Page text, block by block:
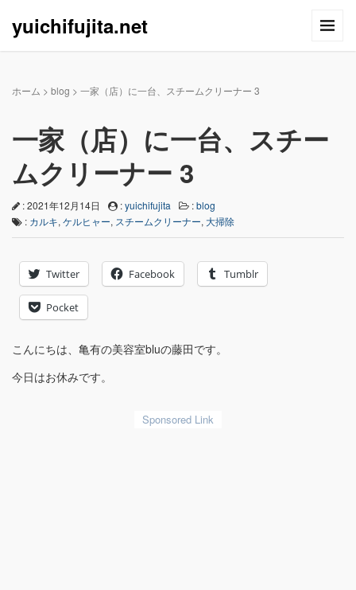
yuichifujita.net
ホーム > blog > 一家（店）に一台、スチームクリーナー 3
一家（店）に一台、スチー
ムクリーナー 3
: 2021年12月14日 :yuichifujita :blog
: カルキ, ケルヒャー, スチームクリーナー, 大掃除
Twitter Facebook Tumblr
Pocket
こんにちは、亀有の美容室bluの藤田です。
今日はお休みです。